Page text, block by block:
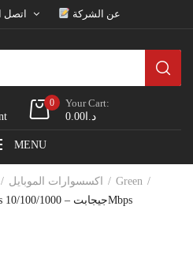
اتصل عن الشركة
0
Your Cart:
د.ا0.00
MENU
اكسسوارات الموبايل
Green
محول شبكة يوجرين PCI Express جيجابت – 10/100/1000Mbps